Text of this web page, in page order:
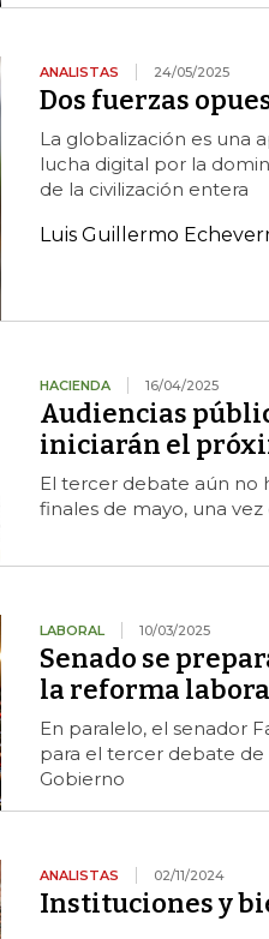
ANALISTAS 24/05/2025
Dos fuerzas
La globalización es una
lucha digital por la
de la civilización entera
Luis Guillermo
HACIENDA 16/04/2025
Audiencias
iniciarán el
El tercer debate aún no
finales de mayo, una
LABORAL 10/03/2025
Senado se
la reforma
En paralelo, el senador
para el tercer debate
Gobierno
ANALISTAS 02/11/2024
Instituciones y